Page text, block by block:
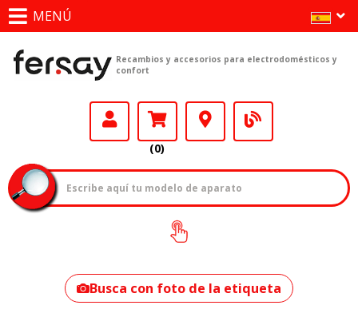
MENÚ
Recambios y accesorios para electrodomésticos y
confort
(0)
¿Cómo encontrar
tu modelo?
Busca con foto de la etiqueta